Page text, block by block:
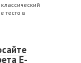
тесто в
E-